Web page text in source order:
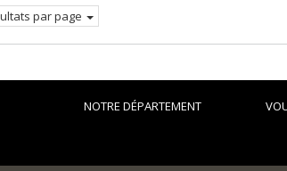
par page
NOTRE DÉPARTEMENT